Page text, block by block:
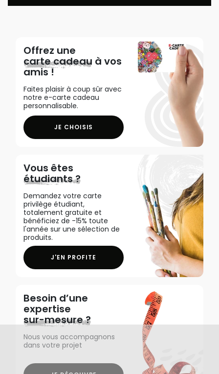
Offrez une
carte cadeau à vos
amis !
Faites plaisir à coup sûr avec
notre e-carte cadeau
personnalisable.
JE CHOISIS
Vous êtes
étudiants ?
Demandez votre carte
privilège étudiant,
totalement gratuite et
bénéficiez de -15% toute
l'année sur une sélection de
produits.
J'EN PROFITE
Besoin d’une
expertise
sur-mesure ?
Nous vous accompagnons
dans votre projet